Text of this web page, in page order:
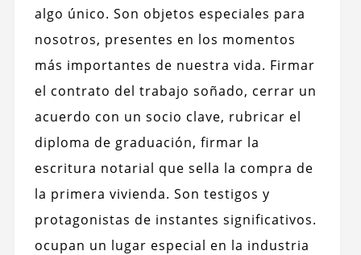
algo único. Son objetos especiales para
nosotros, presentes en los momentos
más importantes de nuestra vida. Firmar
el contrato del trabajo soñado, cerrar un
acuerdo con un socio clave, rubricar el
diploma de graduación, firmar la
escritura notarial que sella la compra de
la primera vivienda. Son testigos y
protagonistas de instantes significativos.
ocupan un lugar especial en la industria